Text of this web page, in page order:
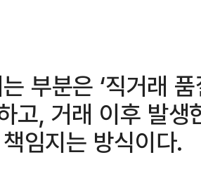
부분은 ‘직거래
고, 거래 이후 발
임지는 방식이다.